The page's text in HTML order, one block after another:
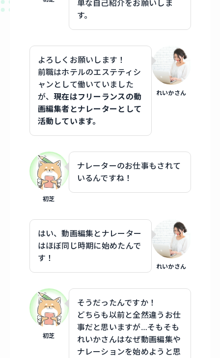
単な自己紹介をお願いしま
す。
れいかさん
よろしくお願いします！
前職はホテルのエステティシ
ャンとして働いていました
が、現在はフリーランスの動
画編集者とナレーターとして
活動しています。
初芝
ナレーターのお仕事もされて
いるんですね！
れいかさん
はい、動画編集とナレーター
はほぼ同じ時期に始めたんで
す！
初芝
そうだったんですか！
どちらも以前と全然違うお仕
事だと思いますが…そもそも
れいかさんはなぜ動画編集や
ナレーションを始めようと思